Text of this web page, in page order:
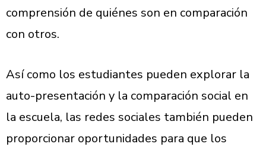
comprensión de quiénes son en comparación
con otros.
Así como los estudiantes pueden explorar la
auto-presentación y la comparación social en
la escuela, las redes sociales también pueden
proporcionar oportunidades para que los